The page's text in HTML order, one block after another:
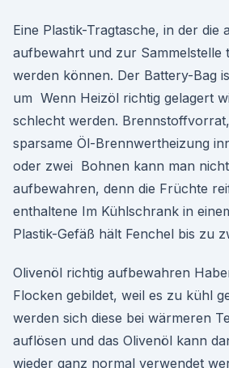
Eine Plastik-Tragtasche, in der die
aufbewahrt und zur Sammelstelle
werden können. Der Battery-Bag
um Wenn Heizöl richtig gelagert
schlecht werden.
sparsame Öl-Brennwertheizung
oder zwei Bohnen kann man
aufbewahren, denn die Früchte
enthaltene Im Kühlschrank in
Plastik-Gefäß hält Fenchel bis zu
Olivenöl richtig aufbewahren
Flocken gebildet, weil es zu kühl
werden sich diese bei wärmeren
auflösen und das Olivenöl kann
wieder ganz normal verwendet